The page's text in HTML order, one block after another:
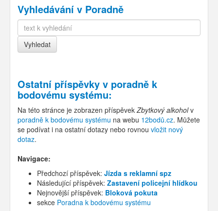
Vyhledávání v Poradně
Ostatní příspěvky v poradně k
bodovému systému:
Na této stránce je zobrazen příspěvek Zbytkový alkoholv
poradně k bodovému systému na webu 12bodů.cz. Můžete
se podívat i na ostatní dotazy nebo rovnou vložit nový
dotaz.
Navigace:
Předchozí příspěvek: Jízda s reklamní spz
Následující příspěvek: Zastavení policejní hlídkou
Nejnovější příspěvek: Bloková pokuta
sekce Poradna k bodovému systému